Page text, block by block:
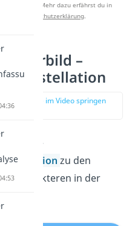
verbessern. Mehr dazu erfährst du in
Datenschutzerklärung.
–
zur Stelle im Video springen
(00:52)
du eine
zu den
Charakteren in der